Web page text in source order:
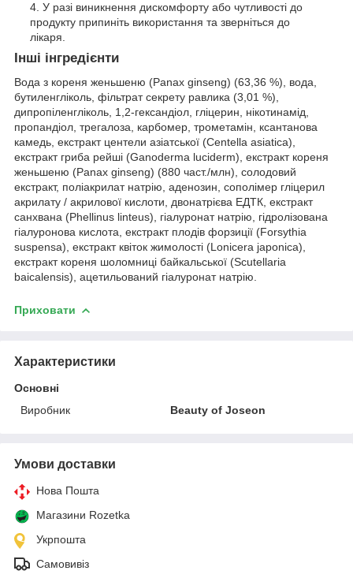
У разі виникнення дискомфорту або чутливості до
продукту припиніть використання та зверніться до
лікаря.
Інші інгредієнти
Вода з кореня женьшеню (Panax ginseng) (63,36 %), вода,
бутиленгліколь, фільтрат секрету равлика (3,01 %),
дипропіленгліколь, 1,2-гександіол, гліцерин, нікотинамід,
пропандіол, трегалоза, карбомер, трометамін, ксантанова
камедь, екстракт центели азіатської (Centella asiatica),
екстракт гриба рейші (Ganoderma luciderm), екстракт кореня
женьшеню (Panax ginseng) (880 част./млн), солодовий
екстракт, поліакрилат натрію, аденозин, сополімер гліцерил
акрилату / акрилової кислоти, двонатрієва ЕДТК, екстракт
санхвана (Phellinus linteus), гіалуронат натрію, гідролізована
гіалуронова кислота, екстракт плодів форзиції (Forsythia
suspensa), екстракт квіток жимолості (Lonicera japonica),
екстракт кореня шоломниці байкальської (Scutellaria
baicalensis), ацетильований гіалуронат натрію.
Приховати
Характеристики
Основні
Виробник
Beauty of Joseon
Умови доставки
Нова Пошта
Магазини Rozetka
Укрпошта
Самовивіз